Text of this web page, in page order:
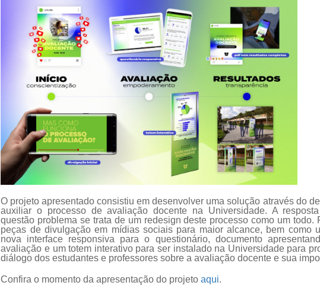
O projeto apresentado consistiu em desenvolver uma solução através do
auxiliar o processo de avaliação docente na Universidade. A
questão problema se trata de um redesign deste processo como um todo.
peças de divulgação em mídias sociais para maior alcance, bem como
nova interface responsiva para o questionário, documento
avaliação e um totem interativo para ser instalado na Universidade para
diálogo dos estudantes e professores sobre a avaliação docente e sua
Confira o momento da apresentação do projetoaqui.